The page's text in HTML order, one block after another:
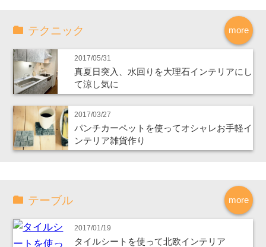
more
テクニック
2017/05/31
真夏日突入、水回りを大理石インテリアにし
て涼し気に
2017/03/27
パンチカーペットを使ってオシャレお手軽イ
ンテリア雑貨作り
more
テーブル
2017/01/19
タイルシートを使って北欧インテリア